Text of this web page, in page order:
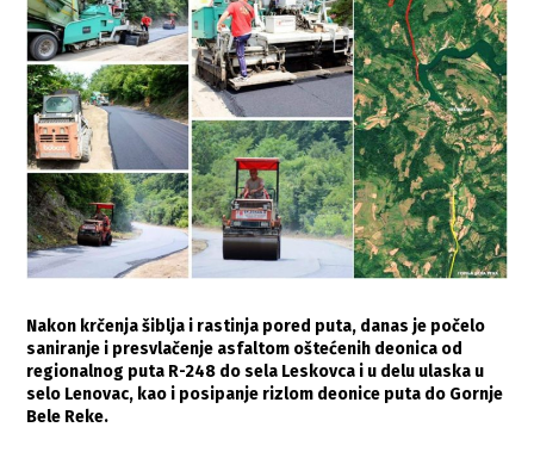
Nakon krčenja šiblja i rastinja pored puta, danas je počelo
saniranje i presvlačenje asfaltom oštećenih deonica od
regionalnog puta R-248 do sela Leskovca i u delu ulaska u
selo Lenovac, kao i posipanje rizlom deonice puta do Gornje
Bele Reke.